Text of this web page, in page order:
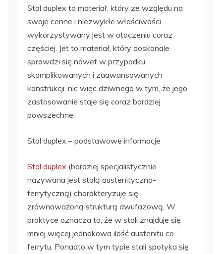
Stal duplex to materiał, który ze względu na
swoje cenne i niezwykłe właściwości
wykorzystywany jest w otoczeniu coraz
częściej. Jet to materiał, który doskonale
sprawdzi się nawet w przypadku
skomplikowanych i zaawansowanych
konstrukcji, nic więc dziwnego w tym, że jego
zastosowanie staje się coraz bardziej
powszechne.
Stal duplex – podstawowe informacje
Stal duplex (bardziej specjalistycznie
nazywana jest stalą austenityczno-
ferrytyczną) charakteryzuje się
zrównoważoną strukturą dwufazową. W
praktyce oznacza to, że w stali znajduje się
mniej więcej jednakowa ilość austenitu co
ferrytu. Ponadto w tym typie stali spotyka się